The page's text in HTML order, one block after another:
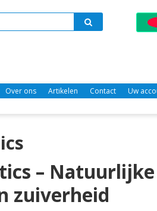
Over ons Artikelen Contact Uw
–
zuiverheid